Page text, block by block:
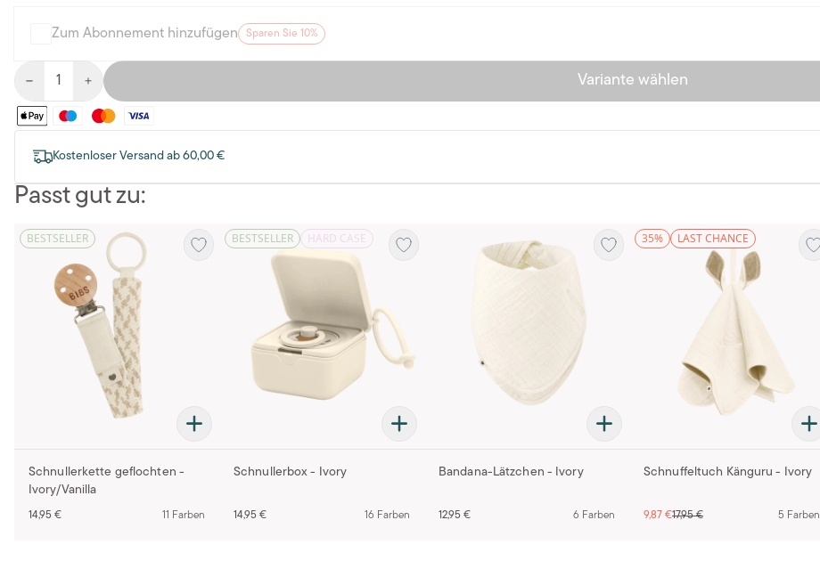
Zum Abonnement hinzufügen Sparen Sie 10%
Variante wählen
Kostenloser Versand ab 60,00 €
Passt gut zu:
BESTSELLER
Schnullerkette geflochten -
Ivory/Vanilla
14,95 € 11 Farben
BESTSELLER HARD CASE
Schnullerbox - Ivory
14,95 € 16 Farben
Bandana-Lätzchen - Ivory
12,95 € 6 Farben
35% LAST CHANCE
Schnuffeltuch Känguru - Ivory
9,87 €17,95 € 5 Farben